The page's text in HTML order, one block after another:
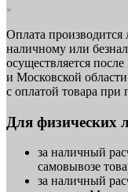
Оплата
наличному или
осуществляется
и Московской
с оплатой товара при
Для физических
за наличный
самовывозе
за наличный